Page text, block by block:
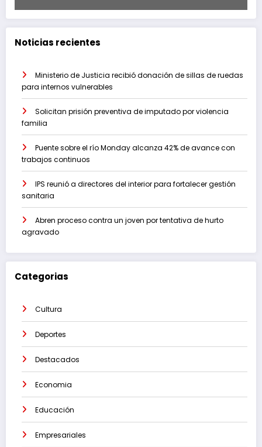
Noticias recientes
Ministerio de Justicia recibió donación de sillas de ruedas
para internos vulnerables
Solicitan prisión preventiva de imputado por violencia
familia
Puente sobre el río Monday alcanza 42% de avance con
trabajos continuos
IPS reunió a directores del interior para fortalecer gestión
sanitaria
Abren proceso contra un joven por tentativa de hurto
agravado
Categorias
Cultura
Deportes
Destacados
Economia
Educación
Empresariales